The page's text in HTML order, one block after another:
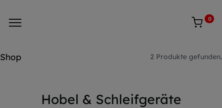
0
Shop 2 Produkte gefunden.
Hobel & Schleifgeräte